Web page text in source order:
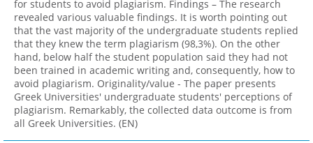
for students to avoid plagiarism. Findings – The research
revealed various valuable findings. It is worth pointing out
that the vast majority of the undergraduate students replied
that they knew the term plagiarism (98,3%). On the other
hand, below half the student population said they had not
been trained in academic writing and, consequently, how to
avoid plagiarism. Originality/value - The paper presents
Greek Universities' undergraduate students' perceptions of
plagiarism. Remarkably, the collected data outcome is from
all Greek Universities. (EN)